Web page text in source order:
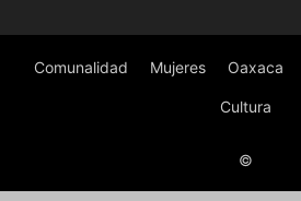
Comunalidad Mujeres Oaxaca
Cultura
©